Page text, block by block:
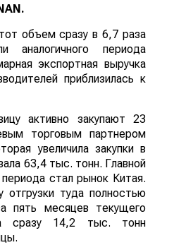
.
объем сразу в 6,7 раза
аналогичного периода
экспортная выручка
приблизилась к
активно закупают 23
торговым партнером
увеличила закупки в
63,4 тыс. тонн. Главной
стал рынок Китая.
туда полностью
пять месяцев текущего
сразу 14,2 тыс. тонн